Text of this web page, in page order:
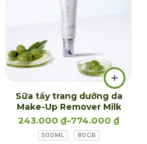
Sữa tẩy trang dưỡng da
Make-Up Remover Milk
243.000 ₫–774.000 ₫
500ML 80GR